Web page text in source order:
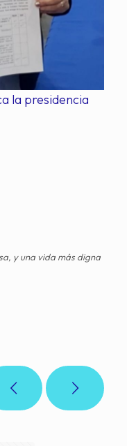
la presidencia
y una vida más digna